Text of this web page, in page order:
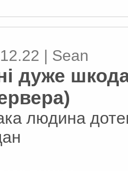
| Sean
дуже
людина